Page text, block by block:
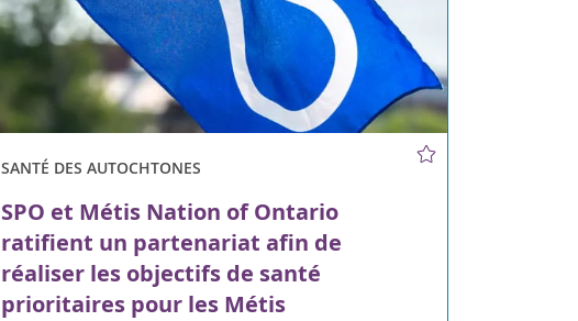
SANTÉ DES AUTOCHTONES
SPO et Métis Nation of Ontario
ratifient un partenariat afin de
réaliser les objectifs de santé
prioritaires pour les Métis